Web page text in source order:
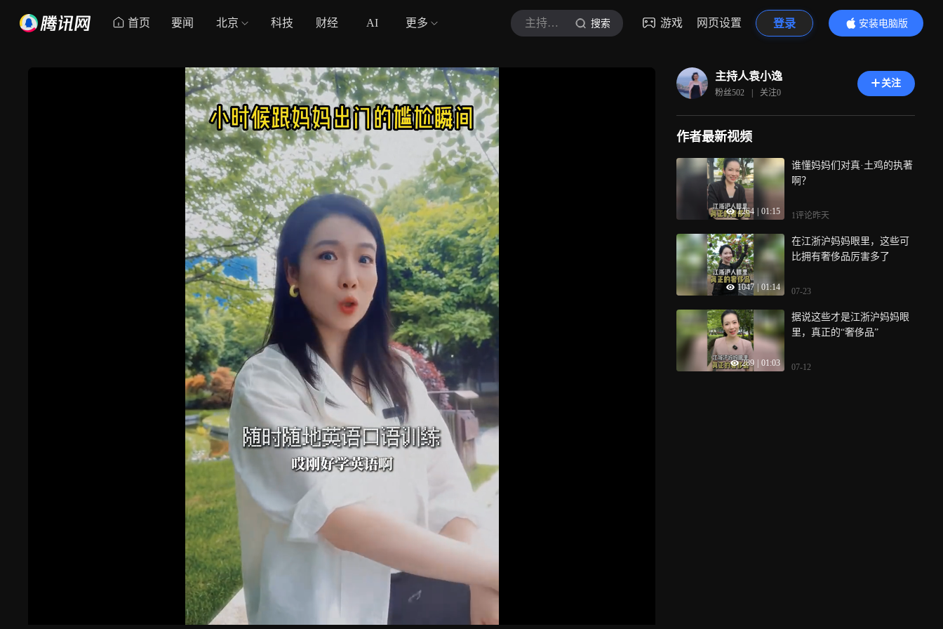
首页 要闻 北京 科技 财经 AI 更多 主持人袁小逸 搜索 游戏 网页设置 登录
安装电脑版
内容更精彩
主持人袁小逸
粉丝502 | 关注0
关注
作者最新视频
1264 01:15
谁懂妈妈们对真·土鸡的执著
啊？
1评论昨天
1047 01:14
在江浙沪妈妈眼里，这些可
比拥有奢侈品厉害多了
07-23
289 01:03
据说这些才是江浙沪妈妈眼
里，真正的“奢侈品”
07-12